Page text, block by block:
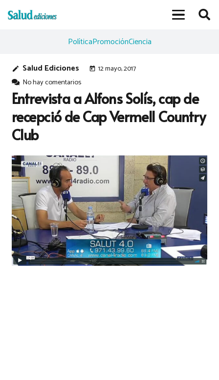
PolíticaPromociónCiencia
edit Salud Ediciones today 12 mayo, 2017
No hay comentarios
Entrevista a Alfons Solís, cap de
recepció de Cap Vermell Country
Club